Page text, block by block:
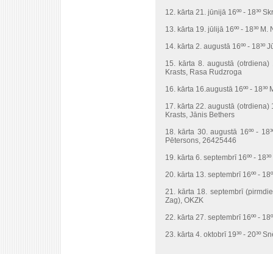
12. kārta 21. jūnijā 16ºº - 18³º
13. kārta 19. jūlijā 16ºº - 18³º
14. kārta 2. augustā 16ºº - 18³º
15. kārta 8. augustā (otrdiena)
Krasts, Rasa Rudzroga
16. kārta 16.augustā 16ºº -
17. kārta 22. augustā (otrdiena)
Krasts, Jānis Bethers
18. kārta 30. augustā 16ºº -
Pētersons, 26425446
19. kārta 6. septembrī 16ºº -
20. kārta 13. septembrī 16ºº -
21. kārta 18. septembrī
Zag), OKZK
22. kārta 27. septembrī 16ºº -
23. kārta 4. oktobrī 19³º - 20³º